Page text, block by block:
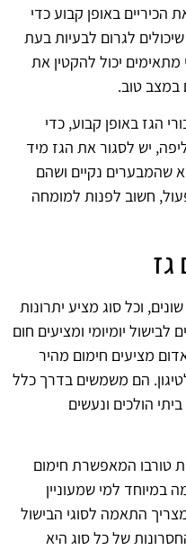
הכיריים באופן קבוע כדי
לגרום לבעיות בעת
מתאימים יכול להקטין את
במצב טוב.
הגז באופן קבוע, כדי
יש לסגור את הגז מיד
שהמבערים נקיים ושהם
חשוב לפנות למומחה
גז
וכל סוג מציע יתרונות
לבישול יומיומי ומציעים חום
מציעים חימום מהיר
הם משמשים בדרך כלל
הולכים ונעשים
טורבו המאפשרת חימום
במיוחד למי שמעוניין
התאמה לסוגי הבישול
של כל סוג היא